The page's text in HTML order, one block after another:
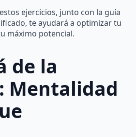
ejercicios, junto con la guía
te ayudará a optimizar tu
máximo potencial.
de la
Mentalidad